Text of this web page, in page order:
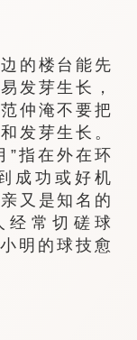
的楼台能先
发芽生长，
仲淹不要把
发芽生长。
”指在外在环
成功或好机
又是知名的
经常切磋球
明的球技愈